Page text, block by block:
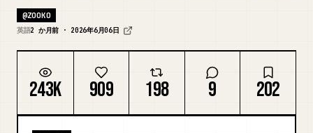
スキル
プロンプト
料金
@ZOOKO
英語2 か月前 · 2026年6月06日
243K 909 198 9 202